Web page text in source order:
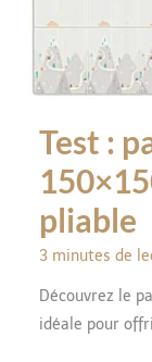
Test :
pliable
3 minutes de
Découvrez le
idéale pour